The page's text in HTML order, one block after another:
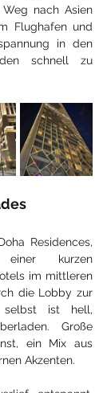
nach Asien
Flughafen und
in den
schnell zu
Residences,
kurzen
im mittleren
die Lobby zur
selbst ist hell,
Große
ein Mix aus
Akzenten.